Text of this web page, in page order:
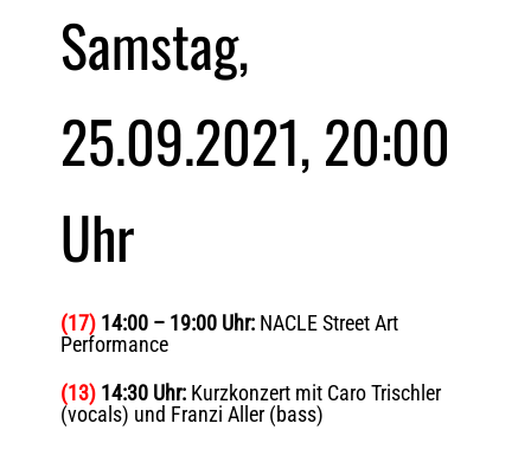
Samstag,
25.09.2021, 20:00
Uhr
(17)14:00 – 19:00 Uhr: NACLE Street Art
Performance
(13)14:30 Uhr:Kurzkonzert mit Caro Trischler
(vocals) und Franzi Aller (bass)